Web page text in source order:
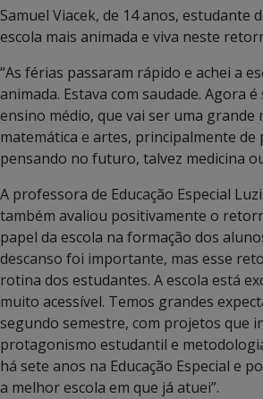
Samuel Viacek, de 14 anos, estudante
escola mais animada e viva neste
“As férias passaram rápido e achei a
animada. Estava com saudade. Agora
ensino médio, que vai ser uma grande
matemática e artes, principalmente de
pensando no futuro, talvez medicina
A professora de Educação Especial
também avaliou positivamente o
papel da escola na formação dos
descanso foi importante, mas esse
rotina dos estudantes. A escola está
muito acessível. Temos grandes
segundo semestre, com projetos que
protagonismo estudantil e
há sete anos na Educação Especial e
a melhor escola em que já atuei”.